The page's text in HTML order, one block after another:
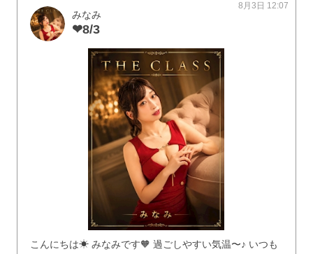
みなみ
❤︎8/3
8月3日 12:07
こんにちは☀︎ みなみです🧡 過ごしやすい気温〜♪ いつも